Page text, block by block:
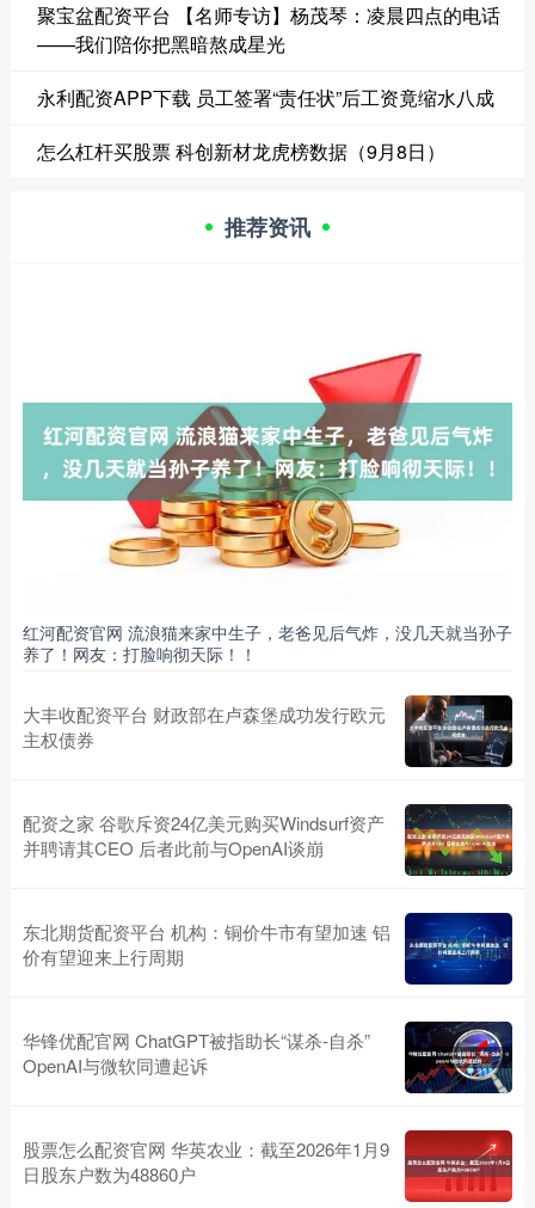
聚宝盆配资平台 【名师专访】杨茂琴：凌晨四点的电话
——我们陪你把黑暗熬成星光
永利配资APP下载 员工签署“责任状”后工资竟缩水八成
怎么杠杆买股票 科创新材龙虎榜数据（9月8日）
推荐资讯
红河配资官网 流浪猫来家中生子，老爸见后气炸，没几天就当孙子
养了！网友：打脸响彻天际！！
大丰收配资平台 财政部在卢森堡成功发行欧元
主权债券
配资之家 谷歌斥资24亿美元购买Windsurf资产
并聘请其CEO 后者此前与OpenAI谈崩
东北期货配资平台 机构：铜价牛市有望加速 铝
价有望迎来上行周期
华锋优配官网 ChatGPT被指助长“谋杀-自杀”
OpenAI与微软同遭起诉
股票怎么配资官网 华英农业：截至2026年1月9
日股东户数为48860户